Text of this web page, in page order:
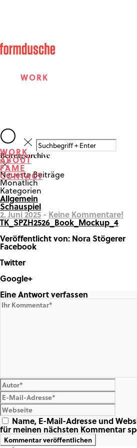
WORK
FAME
CONTACT
WORK
ABOUT
FAME
CONTACT
Beitragsarchive
Neueste Beiträge
Monatlich
Kategorien
Allgemein
Schauspiel
2. Juni 2025 - Keine Kommentare!
TK_SPZH2526_Book_Mockup_4
Veröffentlicht von: Nora Stögerer
Facebook
Twitter
Google+
Share on Google+
Eine Antwort verfassen
Name, E-Mail-Adresse und
für meinen nächsten Kommentar